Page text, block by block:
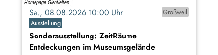
Sa., 08.08.2026 10:00 Uhr
Großweil
Ausstellung
Sonderausstellung: ZeitRäume
Entdeckungen im Museumsgelände